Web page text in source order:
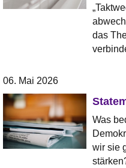
das
06. Mai 2026
Was
wir sie